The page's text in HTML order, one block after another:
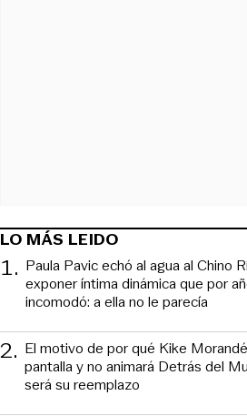
LO MÁS LEIDO
1. Paula Pavic echó al agua al Chino
exponer íntima dinámica que por
incomodó: a ella no le parecía
2. El motivo de por qué Kike
pantalla y no animará Detrás del
será su reemplazo